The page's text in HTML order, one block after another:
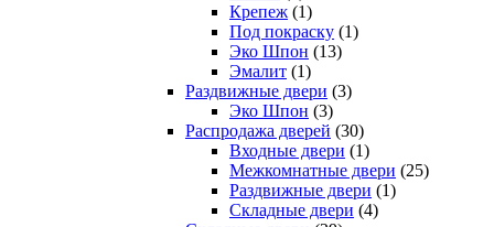
Крепеж (1)
Под покраску (1)
Эко Шпон (13)
Эмалит (1)
Раздвижные двери (3)
Эко Шпон (3)
Распродажа дверей (30)
Входные двери (1)
Межкомнатные двери (25)
Раздвижные двери (1)
Складные двери (4)